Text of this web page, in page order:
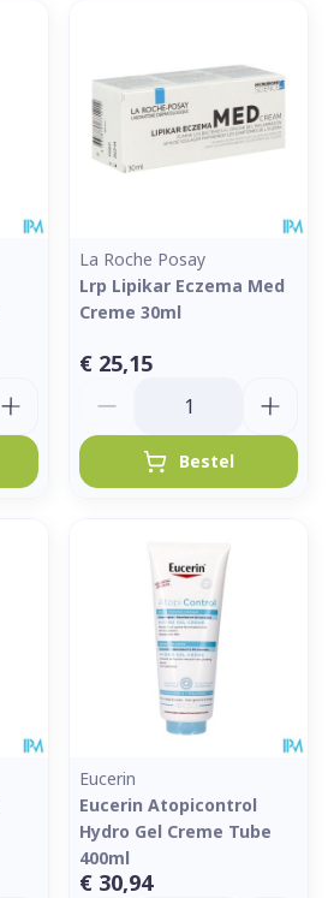
La Roche Posay
Lrp Lipikar Eczema Med
Creme 30ml
€ 25,15
Bestel
Eucerin
Eucerin Atopicontrol
Hydro Gel Creme Tube
400ml
€ 30,94